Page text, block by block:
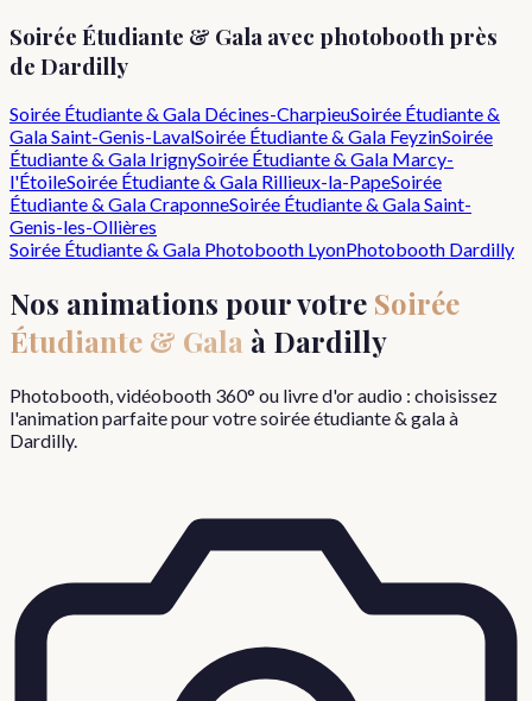
Soirée Étudiante & Gala avec photobooth près
de Dardilly
Soirée Étudiante & Gala Décines-CharpieuSoirée Étudiante &
GalaSaint-Genis-LavalSoirée Étudiante & Gala FeyzinSoirée
Étudiante & Gala IrignySoirée Étudiante & Gala Marcy-
l'ÉtoileSoirée Étudiante & Gala Rillieux-la-PapeSoirée
Étudiante & GalaCraponneSoirée Étudiante & GalaSaint-
Genis-les-Ollières
Soirée Étudiante & Gala Photobooth LyonPhotobooth Dardilly
Nos animations pour votre Soirée
Étudiante & Gala à Dardilly
Photobooth, vidéobooth 360° ou livre d'or audio : choisissez
l'animation parfaite pour votresoirée étudiante & galaà
Dardilly.